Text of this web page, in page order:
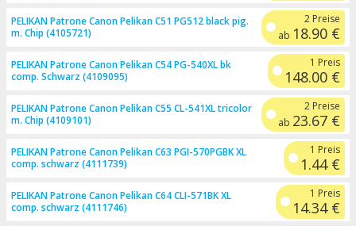
PELIKAN Patrone Canon Pelikan C51 PG512 black pig.
m. Chip (4105721)
2 Preise
ab 18.90 €
PELIKAN Patrone Canon Pelikan C54 PG-540XL bk
comp. Schwarz (4109095)
1 Preis
148.00 €
PELIKAN Patrone Canon Pelikan C55 CL-541XL tricolor
m. Chip (4109101)
2 Preise
ab 23.67 €
PELIKAN Patrone Canon Pelikan C63 PGI-570PGBK XL
comp. schwarz (4111739)
1 Preis
1.44 €
PELIKAN Patrone Canon Pelikan C64 CLI-571BK XL
comp. schwarz (4111746)
1 Preis
14.34 €